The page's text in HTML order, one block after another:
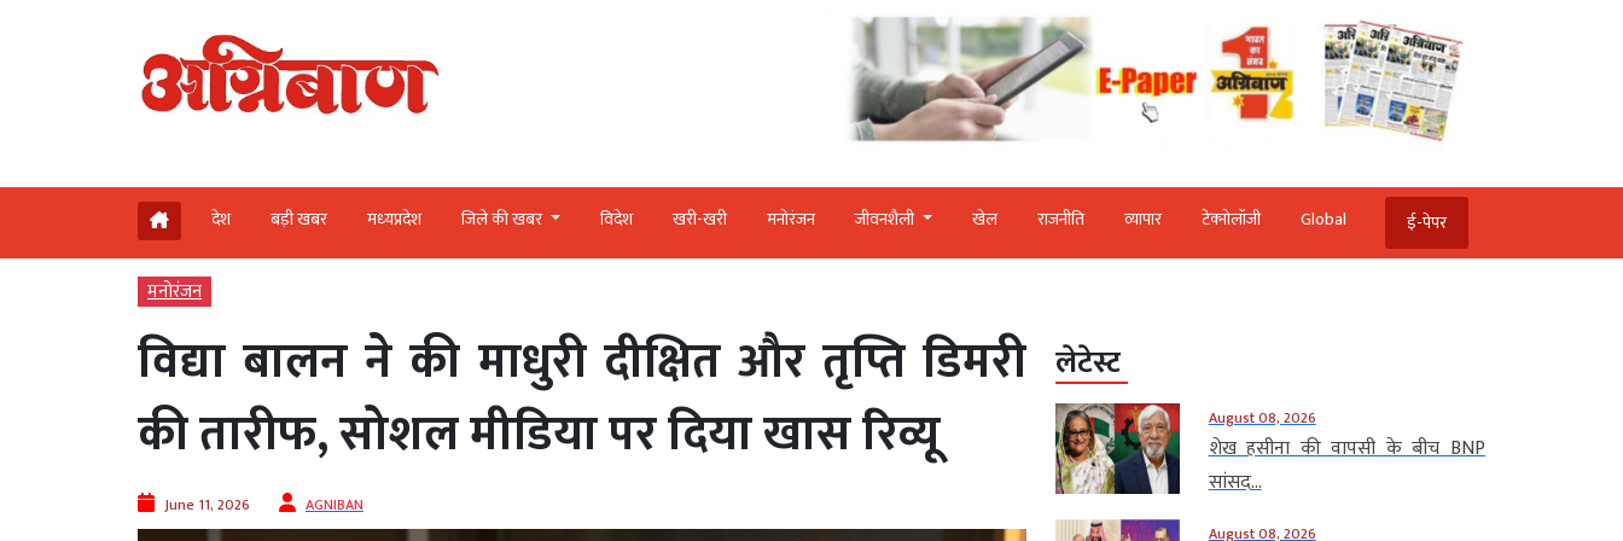
देश बड़ी खबर मध्‍यप्रदेश जिले की खबर विदेश खरी-खरी मनोरंजन जीवनशैली खेल राजनीति व्‍यापार टेक्‍नोलॉजी Global ई-पेपर
मनोरंजन
विद्या बालन ने की माधुरी दीक्षित और तृप्ति डिमरी
की तारीफ, सोशल मीडिया पर दिया खास रिव्यू
June 11, 2026 AGNIBAN
लेटेस्ट
August 08, 2026
शेख हसीना की वापसी के बीच BNP
सांसद...
August 08, 2026